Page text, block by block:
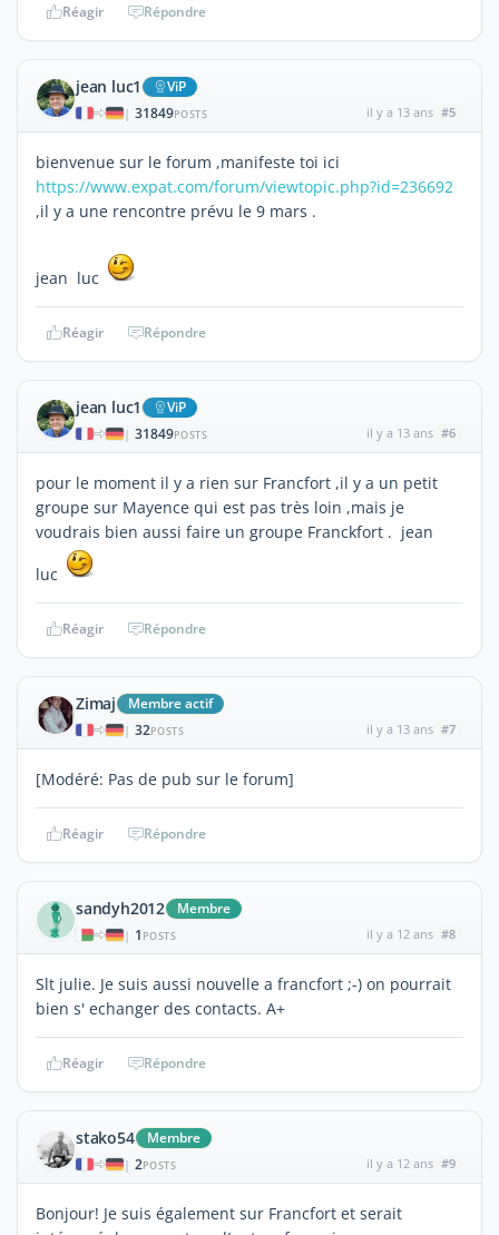
Réagir Répondre
jean luc1 ViP
| 31849POSTS il y a 13 ans #5
bienvenue sur le forum ,manifeste toi ici
https://www.expat.com/forum/viewtopic.php?id=236692
,il y a une rencontre prévu le 9 mars .
jean luc
Réagir Répondre
jean luc1 ViP
| 31849POSTS il y a 13 ans #6
pour le moment il y a rien sur Francfort ,il y a un petit
groupe sur Mayence qui est pas très loin ,mais je
voudrais bien aussi faire un groupe Franckfort . jean
luc
Réagir Répondre
Zimaj Membre actif
| 32POSTS il y a 13 ans #7
[Modéré: Pas de pub sur le forum]
Réagir Répondre
sandyh2012 Membre
| 1 POSTS il y a 12 ans #8
Slt julie. Je suis aussi nouvelle a francfort ;-) on pourrait
bien s' echanger des contacts. A+
Réagir Répondre
stako54 Membre
| 2POSTS il y a 12 ans #9
Bonjour! Je suis également sur Francfort et serait